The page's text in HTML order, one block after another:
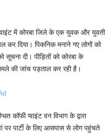
में कोरबा जिले के एक युवक और युवती
कर दिया। पिकनिक मनाने गए लोगों को
सूचना दी। पीड़ितों को कोरबा के
की जांच पड़ताल कर रही है।
कॉफी प्वाइंट वन विभाग के द्वारा
पर पार्टी के लिए आसपास से लोग पहुंचते